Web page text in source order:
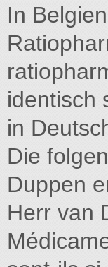
In
identisch
in
Die
Duppen
Herr van